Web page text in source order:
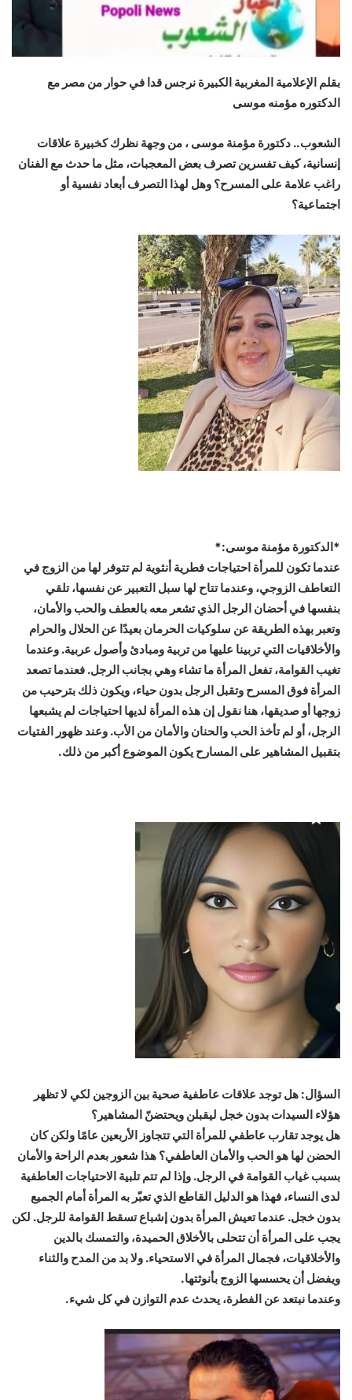
بقلم الإعلامية المغربية الكبيرة نرجس قدا في حوار من مصر مع
الدكتوره مؤمنه موسى
الشعوب.. دكتورة مؤمنة موسى ، من وجهة نظرك كخبيرة علاقات
إنسانية، كيف تفسرين تصرف بعض المعجبات، مثل ما حدث مع الفنان
راغب علامة على المسرح؟ وهل لهذا التصرف أبعاد نفسية أو
اجتماعية؟
*الدكتورة مؤمنة موسى:*
عندما تكون للمرأة احتياجات فطرية أنثوية لم تتوفر لها من الزوج في
التعاطف الزوجي، وعندما تتاح لها سبل التعبير عن نفسها، تلقي
بنفسها في أحضان الرجل الذي تشعر معه بالعطف والحب والأمان،
وتعبر بهذه الطريقة عن سلوكيات الحرمان بعيدًا عن الحلال والحرام
والأخلاقيات التي تربينا عليها من تربية ومبادئ وأصول عربية. وعندما
تغيب القوامة، تفعل المرأة ما تشاء وهي بجانب الرجل. فعندما تصعد
المرأة فوق المسرح وتقبل الرجل بدون حياء، ويكون ذلك بترحيب من
زوجها أو صديقها، هنا نقول إن هذه المرأة لديها احتياجات لم يشبعها
الرجل، أو لم تأخذ الحب والحنان والأمان من الأب. وعند ظهور الفتيات
بتقبيل المشاهير على المسارح يكون الموضوع أكبر من ذلك.
السؤال: هل توجد علاقات عاطفية صحية بين الزوجين لكي لا تظهر
هؤلاء السيدات بدون خجل ليقبلن ويحتضنّ المشاهير؟
هل يوجد تقارب عاطفي للمرأة التي تتجاوز الأربعين عامًا ولكن كان
الحضن لها هو الحب والأمان العاطفي؟ هذا شعور بعدم الراحة والأمان
بسبب غياب القوامة في الرجل. وإذا لم تتم تلبية الاحتياجات العاطفية
لدى النساء، فهذا هو الدليل القاطع الذي تعبّر به المرأة أمام الجميع
بدون خجل. عندما تعيش المرأة بدون إشباع تسقط القوامة للرجل. لكن
يجب على المرأة أن تتحلى بالأخلاق الحميدة، والتمسك بالدين
والأخلاقيات، فجمال المرأة في الاستحياء. ولا بد من المدح والثناء
ويفضل أن يحسسها الزوج بأنوثتها.
وعندما نبتعد عن الفطرة، يحدث عدم التوازن في كل شيء.